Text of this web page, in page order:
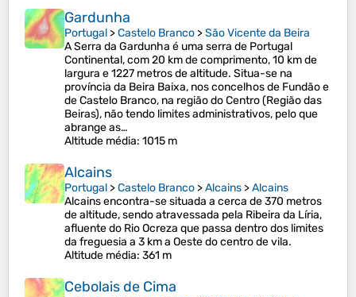
Gardunha
Portugal >Castelo Branco >São Vicente da Beira
A Serra da Gardunha é uma serra de Portugal
Continental, com 20 km de comprimento, 10 km de
largura e 1227 metros de altitude. Situa-se na
província da Beira Baixa, nos concelhos de Fundão e
de Castelo Branco, na região do Centro (Região das
Beiras), não tendo limites administrativos, pelo que
abrange as…
Altitude média: 1015 m
Alcains
Portugal >Castelo Branco >Alcains >Alcains
Alcains encontra-se situada a cerca de 370 metros
de altitude, sendo atravessada pela Ribeira da Líria,
afluente do Rio Ocreza que passa dentro dos limites
da freguesia a 3 km a Oeste do centro de vila.
Altitude média: 361 m
Cebolais de Cima